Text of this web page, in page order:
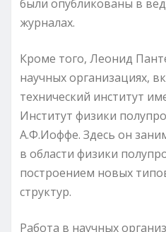
были опубликованы в
журналах.
Кроме того, Леонид
научных организациях,
технический институт
Институт физики
А.Ф.Иоффе. Здесь он
в области физики
построением новых
структур.
Работа в научных